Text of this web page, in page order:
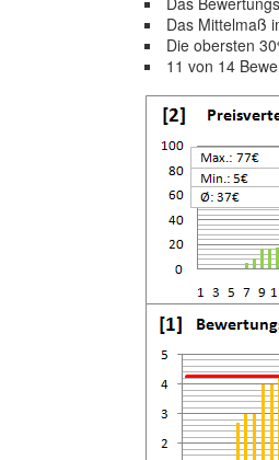
Das Mittelmaß
Die obersten
11 von 14